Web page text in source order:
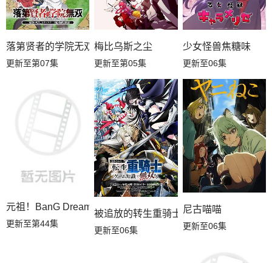
落第贤者的学院无双第二回转生，S等级作弊魔术师冒险记
更新至第07集
梅比乌斯之尘
更新至第05集
少女怪兽焦糖味
更新至06集
元祖！BanG Dream酱
更新至第44集
被追放的转生重骑士用游戏知识开无双
更新至06集
尼古喵喵
更新至06集